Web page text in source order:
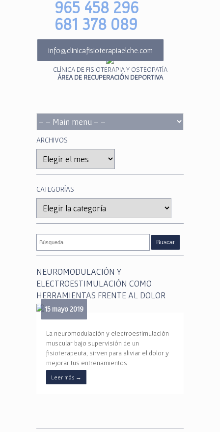
965 458 296
681 378 089
info@clinicafisioterapiaelche.com
CLÍNICA DE FISIOTERAPIA Y OSTEOPATÍA
ÁREA DE RECUPERACIÓN DEPORTIVA
ARCHIVOS
CATEGORÍAS
NEUROMODULACIÓN Y
ELECTROESTIMULACIÓN COMO
HERRAMIENTAS FRENTE AL DOLOR
15 mayo 2019
La neuromodulación y electroestimulación
muscular bajo supervisión de un
fisioterapeuta, sirven para aliviar el dolor y
mejorar tus entrenamientos.
Leer más →